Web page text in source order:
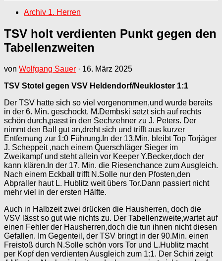
Archiv 1. Herren
TSV holt verdienten Punkt gegen den
Tabellenzweiten
von Wolfgang Sauer · 16. März 2025
TSV Stotel gegen VSV Heldendorf/Neukloster 1:1
Der TSV hatte sich so viel vorgenommen,und wurde bereits
in der 6. Min. geschockt. M.Dembski setzt sich auf rechts
schön durch,passt in den Sechzehner zu J. Peters. Der
nimmt den Ball gut an,dreht sich und trifft aus kurzer
Entfernung zur 1:0 Führung.In der 13.Min. bleibt Top Torjäger
J. Scheppeit ,nach einem Querschläger Sieger im
Zweikampf und steht allein vor Keeper Y.Becker,doch der
kann klären.In der 17. Min. die Riesenchance zum Ausgleich.
Nach einem Eckball trifft N.Solle nur den Pfosten,den
Abpraller haut L. Hublitz weit übers Tor.Dann passiert nicht
mehr viel in der ersten Hälfte.
Auch in Halbzeit zwei drücken die Hausherren, doch die
VSV lässt so gut wie nichts zu. Der Tabellenzweite,wartet auf
einen Fehler der Hausherren,doch die tun ihnen nicht diesen
Gefallen. Im Gegenteil, der TSV bringt in der 90.Min. einen
Freistoß durch N.Solle schön vors Tor und L.Hublitz macht
per Kopf den verdienten Ausgleich zum 1:1. Der Schiri zeigt